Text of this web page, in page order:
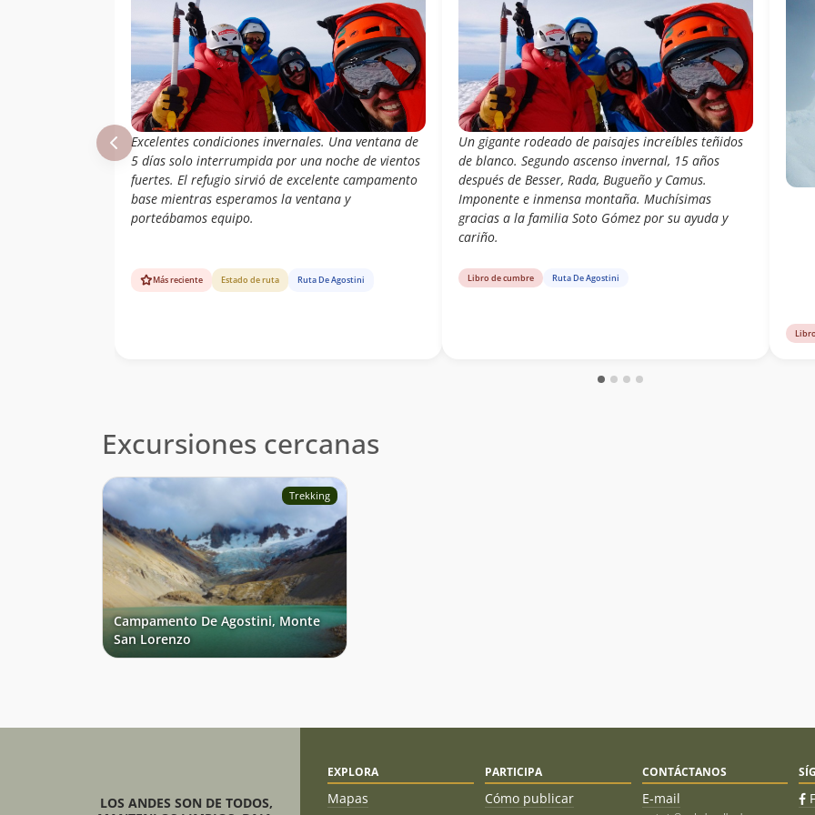
Excelentes condiciones invernales. Una ventana de
5 días solo interrumpida por una noche de vientos
fuertes. El refugio sirvió de excelente campamento
base mientras esperamos la ventana y
porteábamos equipo.
Más reciente Estado de ruta Ruta De Agostini
Un gigante rodeado de paisajes increíbles teñidos
de blanco. Segundo ascenso invernal, 15 años
después de Besser, Rada, Bugueño y Camus.
Imponente e inmensa montaña. Muchísimas
gracias a la familia Soto Gómez por su ayuda y
cariño.
Libro de cumbre Ruta De Agostini
Excursiones cercanas
Trekking
Campamento De Agostini, Monte
San Lorenzo
LOS ANDES SON DE TODOS,
EXPLORA
Mapas
PARTICIPA
Cómo publicar
CONTÁCTANOS
E-mail